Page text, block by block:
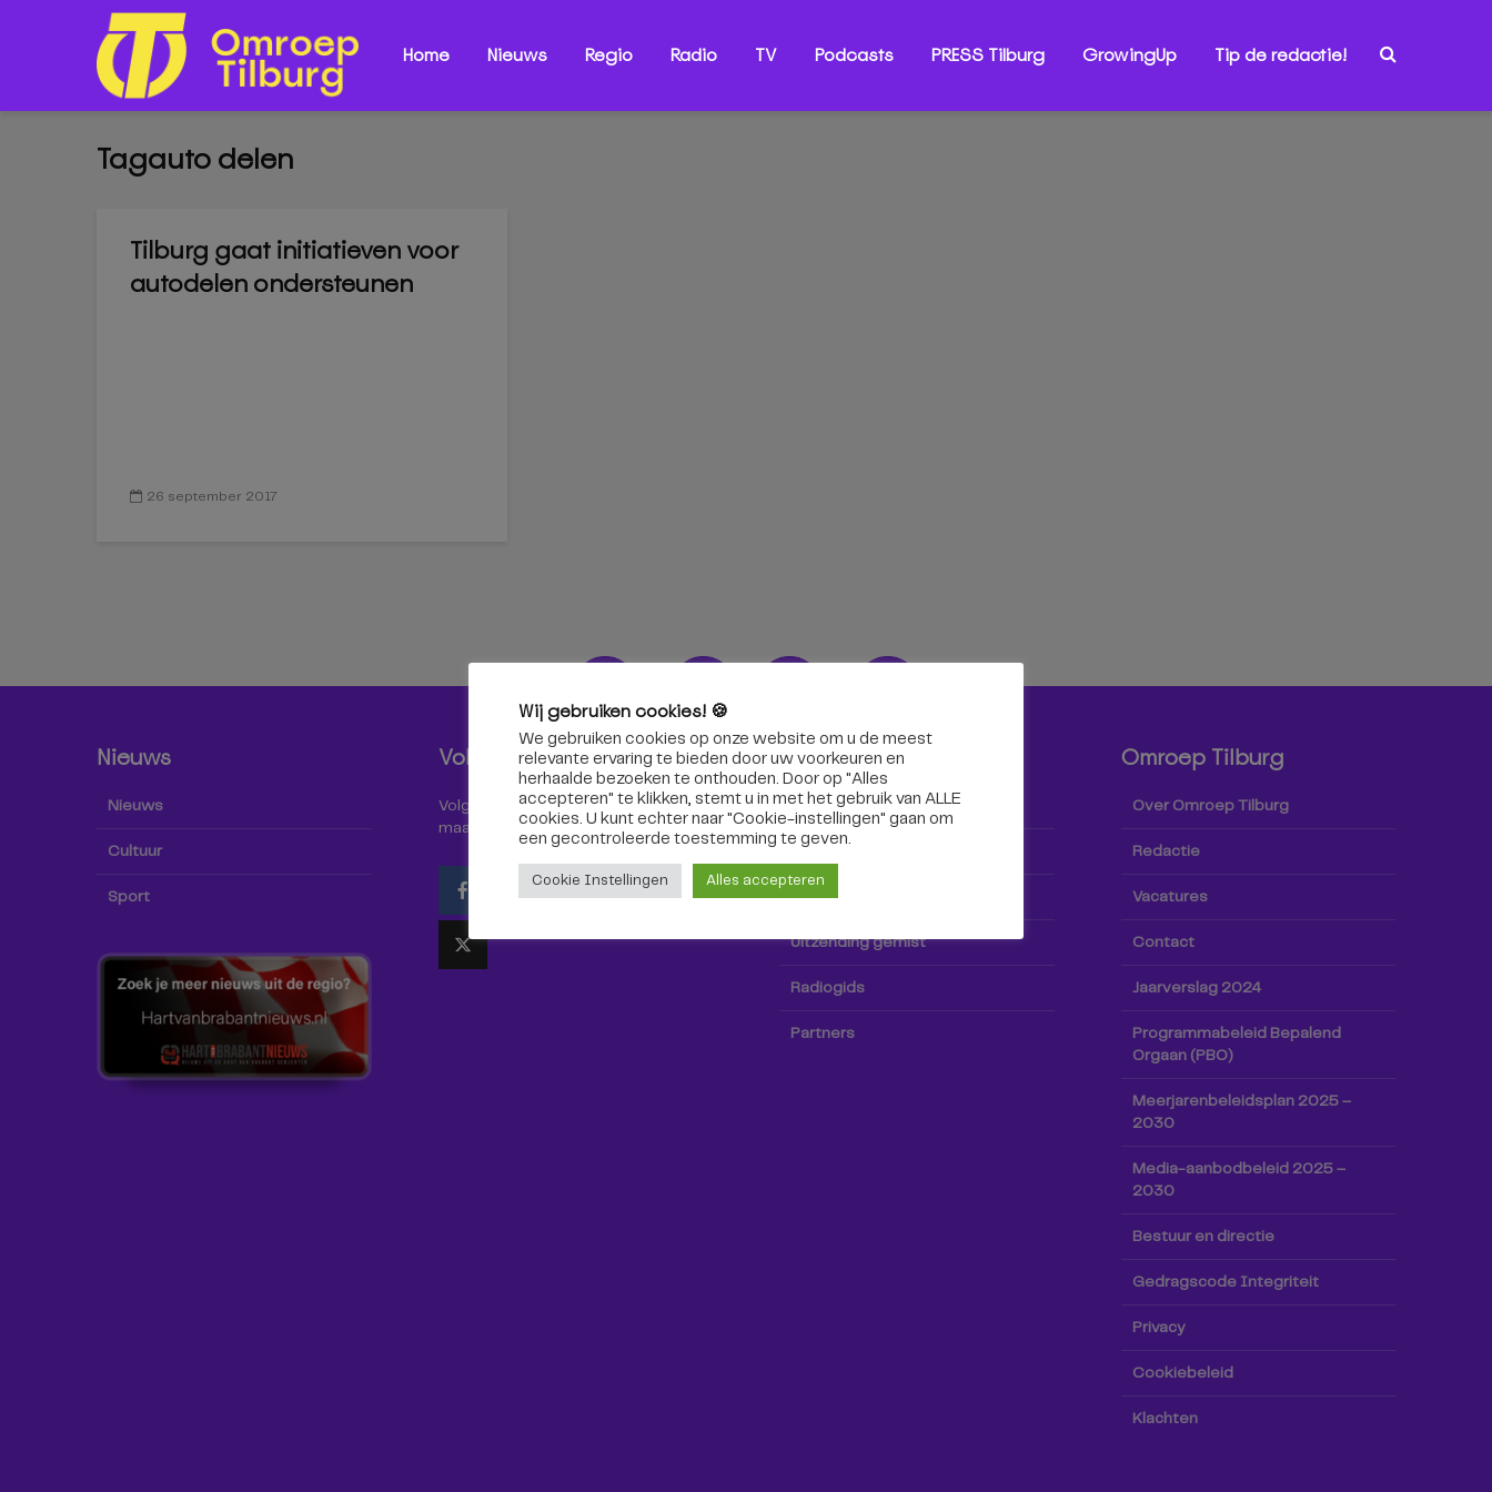
Home Nieuws Regio Radio TV Podcasts PRESS Tilburg GrowingUp Tip de redactie!
Tagauto delen
Tilburg gaat initiatieven voor
autodelen ondersteunen
26 september 2017
Nieuws
Nieuws
Cultuur
Sport
Volg ons!
Volg Omroep Tilburg niet alleen hier,
maar ook via social media!
Radio & TV
Kijk tv
Radio
TV-gids
Uitzending gemist
Radiogids
Partners
Omroep Tilburg
Over Omroep Tilburg
Redactie
Vacatures
Contact
Jaarverslag 2024
Programmabeleid Bepalend
Orgaan (PBO)
Meerjarenbeleidsplan 2025 –
2030
Media-aanbodbeleid 2025 –
2030
Bestuur en directie
Gedragscode Integriteit
Privacy
Cookiebeleid
Klachten
Wij gebruiken cookies! 🍪
We gebruiken cookies op onze website om u de meest
relevante ervaring te bieden door uw voorkeuren en
herhaalde bezoeken te onthouden. Door op "Alles
accepteren" te klikken, stemt u in met het gebruik van ALLE
cookies. U kunt echter naar "Cookie-instellingen" gaan om
een ​​gecontroleerde toestemming te geven.
Cookie Instellingen Alles accepteren